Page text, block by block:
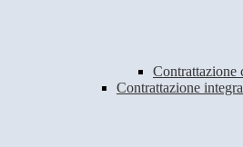
Contrattazione
Contrattazione